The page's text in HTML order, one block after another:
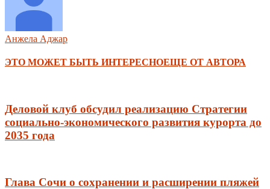
Анжела Аджар
ЭТО МОЖЕТ БЫТЬ ИНТЕРЕСНОЕЩЕ ОТ АВТОРА
Деловой клуб обсудил реализацию Стратегии
социально-экономического развития курорта до
2035 года
Глава Сочи о сохранении и расширении пляжей